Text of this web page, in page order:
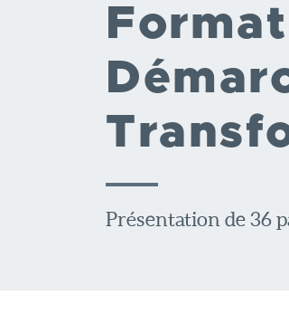
Présentation de 36